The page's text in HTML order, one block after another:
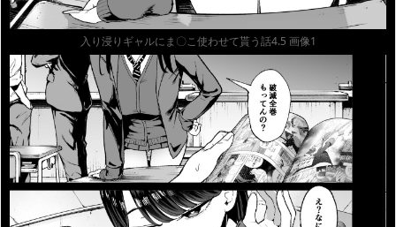
入り浸りギャルにま〇こ使わせて貰う話4.5 画像1